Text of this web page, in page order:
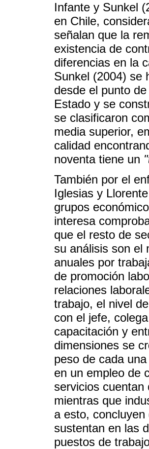
Infante y Sunkel
en Chile,
señalan que la
existencia de
diferencias en la
Sunkel (2004) se
desde el punto
Estado y se
se clasificaron
media superior,
calidad
noventa tiene un
También por el
Iglesias y
grupos
interesa
que el resto de
su análisis son el
anuales por
de promoción
relaciones
trabajo, el nivel
con el jefe,
capacitación y
dimensiones se
peso de cada
en un empleo de
servicios cuentan
mientras que
a esto,
sustentan en las
puestos de